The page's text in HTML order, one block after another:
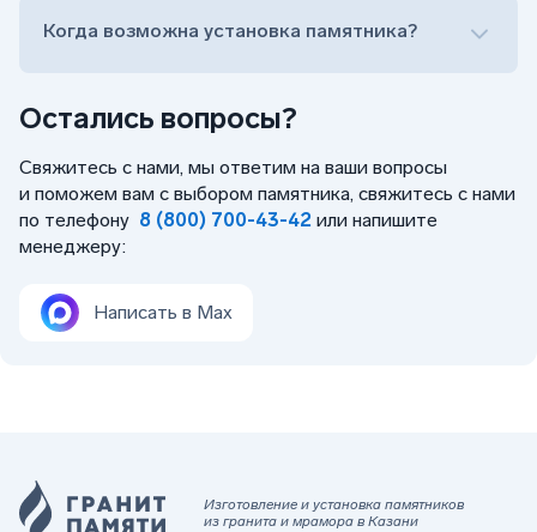
Остались вопросы?
Свяжитесь с нами, мы ответим на ваши вопросы
и поможем вам с выбором памятника, свяжитесь с нами
по телефону 8 (800) 700-43-42 или напишите
менеджеру:
Написать в Max
Когда возможна установка памятника?
Изготовление и установка памятников
из гранита и мрамора в Казани